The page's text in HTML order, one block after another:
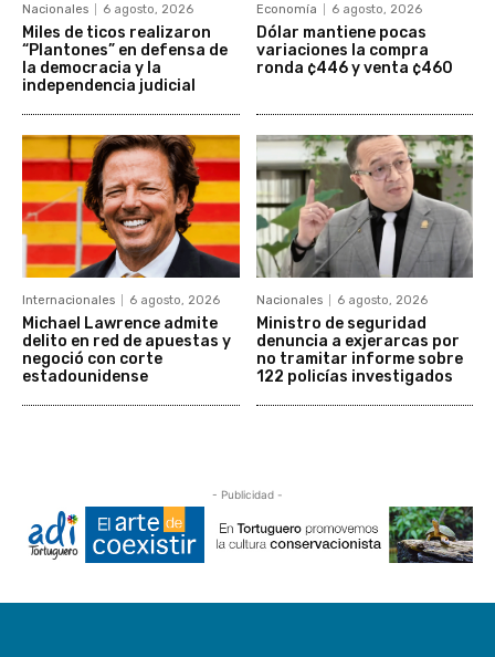
Nacionales 6 agosto, 2026
Miles de ticos realizaron
“Plantones” en defensa de
la democracia y la
independencia judicial
Economía 6 agosto, 2026
Dólar mantiene pocas
variaciones la compra
ronda ¢446 y venta ¢460
Internacionales 6 agosto, 2026
Michael Lawrence admite
delito en red de apuestas y
negoció con corte
estadounidense
Nacionales 6 agosto, 2026
Ministro de seguridad
denuncia a exjerarcas por
no tramitar informe sobre
122 policías investigados
- Publicidad -